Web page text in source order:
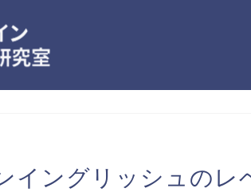
イングリッシュのレ